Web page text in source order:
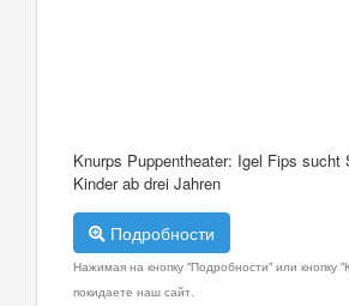
Knurps Puppentheater: Igel Fips sucht
Kinder ab drei Jahren
Подробности
Нажимая на кнопку "Подробности" или кнопку
покидаете наш сайт.